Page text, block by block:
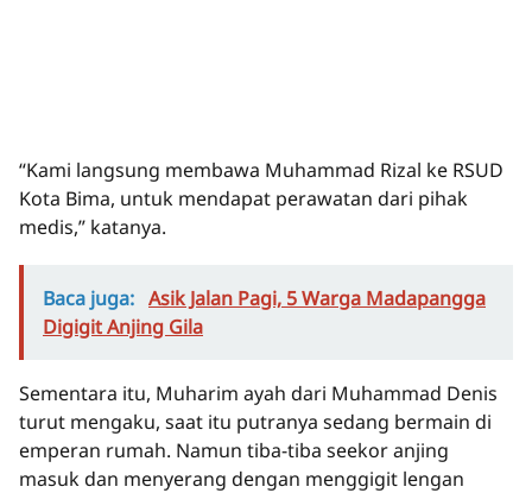
“Kami langsung membawa Muhammad Rizal ke RSUD
Kota Bima, untuk mendapat perawatan dari pihak
medis,” katanya.
Baca juga: Asik Jalan Pagi, 5 Warga Madapangga
Digigit Anjing Gila
Sementara itu, Muharim ayah dari Muhammad Denis
turut mengaku, saat itu putranya sedang bermain di
emperan rumah. Namun tiba-tiba seekor anjing
masuk dan menyerang dengan menggigit lengan